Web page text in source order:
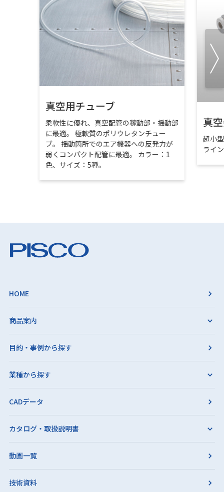
真空用チューブ
柔軟性に優れ、真空配管の稼動部・揺動部
に最適。 極軟質のポリウレタンチュー
ブ。 揺動箇所でのエア機器への反発力が
弱くコンパクト配管に最適。 カラー：1
色、サイズ：5種。
真
超小
ライ
HOME
商品案内
目的・事例から探す
業種から探す
CADデータ
カタログ・取扱説明書
動画一覧
技術資料